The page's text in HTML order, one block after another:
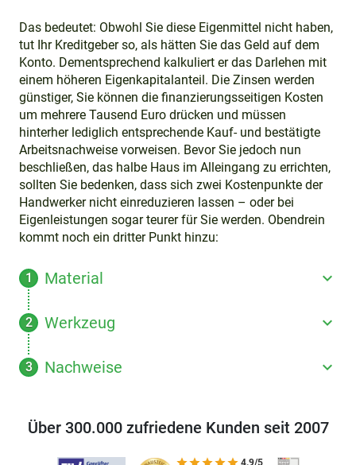
Das bedeutet: Obwohl Sie diese Eigenmittel nicht haben,
tut Ihr Kreditgeber so, als hätten Sie das Geld auf dem
Konto. Dementsprechend kalkuliert er das Darlehen mit
einem höheren Eigenkapitalanteil. Die Zinsen werden
günstiger, Sie können die finanzierungsseitigen Kosten
um mehrere Tausend Euro drücken und müssen
hinterher lediglich entsprechende Kauf- und bestätigte
Arbeitsnachweise vorweisen. Bevor Sie jedoch nun
beschließen, das halbe Haus im Alleingang zu errichten,
sollten Sie bedenken, dass sich zwei Kostenpunkte der
Handwerker nicht einreduzieren lassen – oder bei
Eigenleistungen sogar teurer für Sie werden. Obendrein
kommt noch ein dritter Punkt hinzu:
Material
Werkzeug
Nachweise
Über 300.000 zufriedene Kunden seit 2007
4.9/5